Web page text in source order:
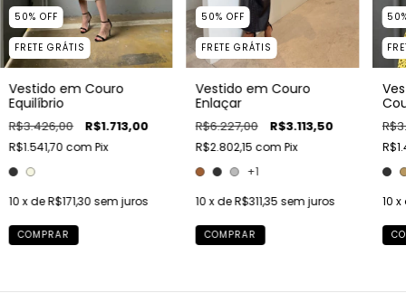
50% OFF
FRETE GRÁTIS
Vestido em Couro
Equilíbrio
R$3.426,00 R$1.713,00
R$1.541,70 com Pix
10 x deR$171,30 sem juros
COMPRAR
50% OFF
FRETE GRÁTIS
Vestido em Couro
Enlaçar
R$6.227,00 R$3.113,50
R$2.802,15 com Pix
+1
10 x deR$311,35 sem juros
COMPRAR
50
10 x